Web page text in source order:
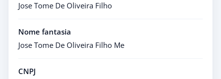
Jose Tome De Oliveira Filho
Nome fantasia
Jose Tome De Oliveira Filho Me
CNPJ